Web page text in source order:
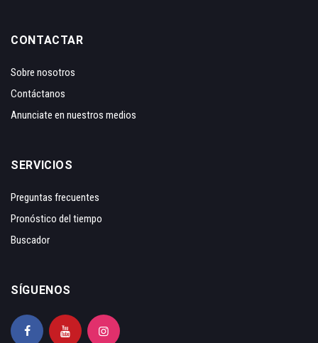
CONTACTAR
Sobre nosotros
Contáctanos
Anunciate en nuestros medios
SERVICIOS
Preguntas frecuentes
Pronóstico del tiempo
Buscador
SÍGUENOS